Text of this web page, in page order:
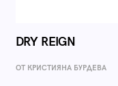
DRY REIGN
ОТ КРИСТИЯНА БУРДЕВА